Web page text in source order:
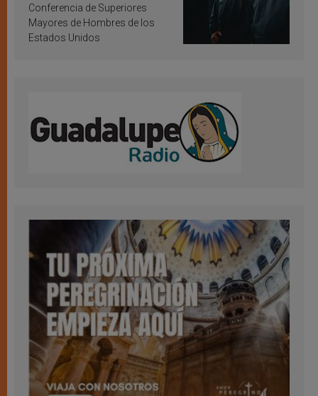
Conferencia de Superiores
Mayores de Hombres de los
Estados Unidos